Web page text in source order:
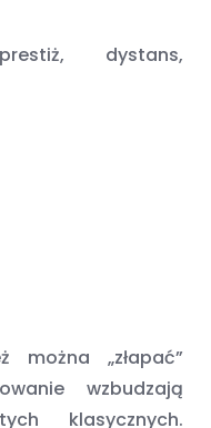
dystans,
można „złapać”
wzbudzają
klasycznych.